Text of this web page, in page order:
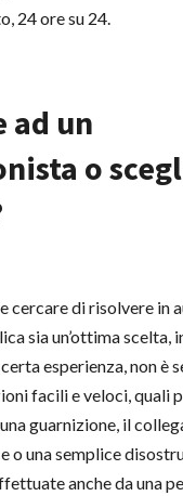
24 ore su 24.
ad un
o
cercare di risolvere in
sia un’ottima scelta,
esperienza, non è
facili e veloci, quali
guarnizione, il
o una semplice
anche da una